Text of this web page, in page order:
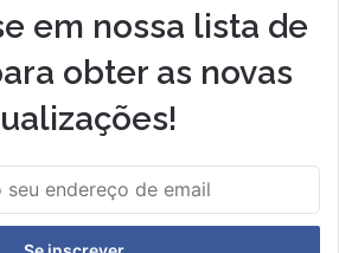
em nossa lista de
obter as novas